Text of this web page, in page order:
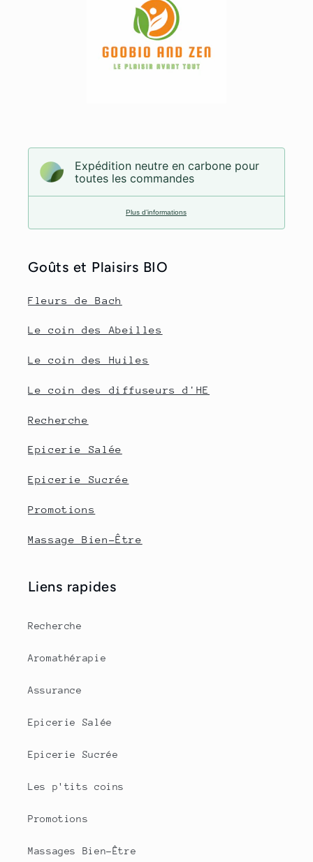
Expédition neutre en carbone pour
toutes les commandes
Plus d’informations
Goûts et Plaisirs BIO
Fleurs de Bach
Le coin des Abeilles
Le coin des Huiles
Le coin des diffuseurs d'HE
Recherche
Epicerie Salée
Epicerie Sucrée
Promotions
Massage Bien-Être
Liens rapides
Recherche
Aromathérapie
Assurance
Epicerie Salée
Epicerie Sucrée
Les p'tits coins
Promotions
Massages Bien-Être